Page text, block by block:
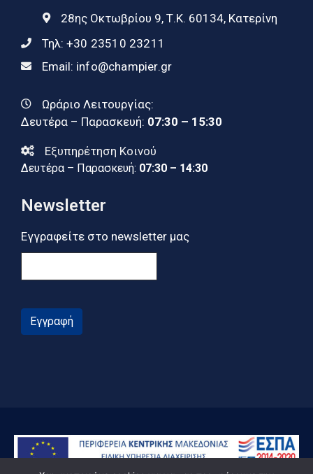
28ης Οκτωβρίου 9, Τ.Κ. 60134, Κατερίνη
Τηλ: +30 23510 23211
Email: info@champier.gr
Ωράριο Λειτουργίας:
Δευτέρα – Παρασκευή: 07:30 – 15:30
Εξυπηρέτηση Κοινού
Δευτέρα – Παρασκευή: 07:30 – 14:30
Newsletter
Εγγραφείτε στο newsletter μας
Εγγραφή